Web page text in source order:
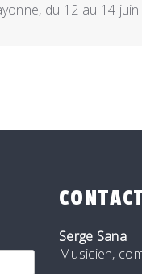
du 12 au 14
Serge Sana
Musicien,